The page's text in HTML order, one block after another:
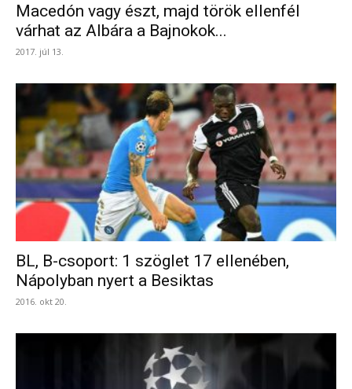
Macedón vagy észt, majd török ellenfél
várhat az Albára a Bajnokok...
2017. júl 13.
BL, B-csoport: 1 szöglet 17 ellenében,
Nápolyban nyert a Besiktas
2016. okt 20.